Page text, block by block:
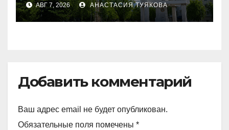
раскритиковал аким СКО
АВГ 7, 2026 АНАСТАСИЯ ТУЯКОВА
Добавить комментарий
Ваш адрес email не будет опубликован.
Обязательные поля помечены *